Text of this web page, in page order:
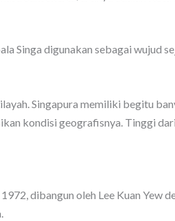
Singa digunakan sebagai wujud
Singapura memiliki begitu
kondisi geografisnya. Tinggi
dibangun oleh Lee Kuan Yew